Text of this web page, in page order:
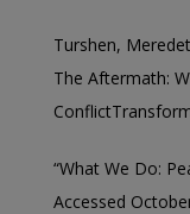
Turshen,
The Aftermath:
“What We Do:
Accessed